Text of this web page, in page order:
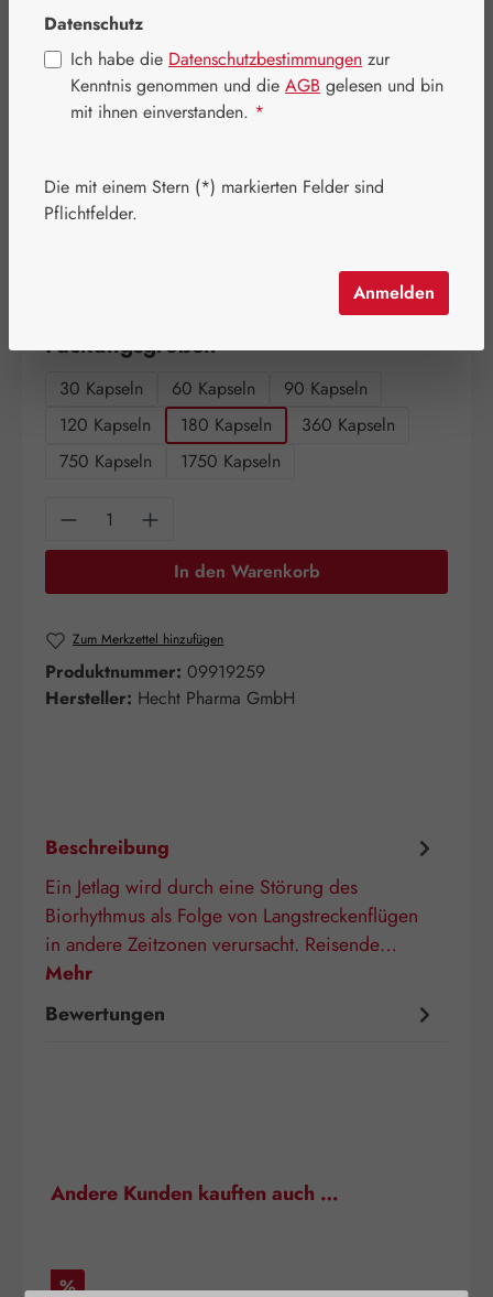
Regulärer Preis:
69,90 € (20% gespart)
Inhalt: 0.049 Kilogramm (1.141,22 € / 1 Kilogramm)
Preise inkl. MwSt. zzgl. Versandkosten
Packungsgrößenauswählen
30 Kapseln 60 Kapseln
90 Kapseln
120 Kapseln
180 Kapseln
360 Kapseln
750 Kapseln
1750 Kapseln
Produkt Anzahl: Gib den gewünschten
In den Warenkorb
Zum Merkzettel hinzufügen
Produktnummer: 09919259
Hersteller: Hecht Pharma GmbH
Beschreibung
Ein Jetlag wird durch eine Störung des
Biorhythmus als Folge von Langstreckenflügen
in andere Zeitzonen verursacht. Reisende…
Mehr
Bewertungen
Produktgalerie überspringen
Andere Kunden kauften auch …
Rabatt
%
Datenschutz
Ich habe die Datenschutzbestimmungen zur
Kenntnis genommen und die AGB gelesen und bin
mit ihnen einverstanden. *
Die mit einem Stern (*) markierten Felder sind
Pflichtfelder.
Anmelden